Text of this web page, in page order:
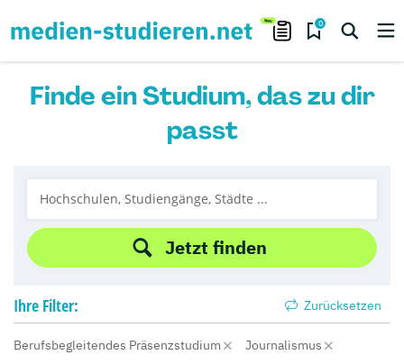
0
Finde ein Studium, das zu dir
passt
Jetzt finden
Ihre Filter: Zurücksetzen
Berufsbegleitendes Präsenzstudium
Journalismus